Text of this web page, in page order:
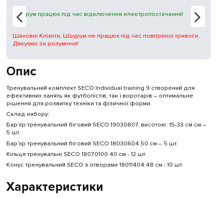
Опис
Тренувальний комплект SECO Individual training 9 створений для
ефективних занять як футболістів, так і воротарів – оптимальне
рішення для розвитку техніки та фізичної форми.
Склад набору:
Бар'єр тренувальний біговий SECO 19030807, висотою: 15-33 см см –
5 шт.
Бар'єр тренувальний біговий SECO 18030604 50 см – 5 шт.
Кільця тренувальні SECO 18070100 40 см - 12 шт.
Конус тренувальний SECO з отворами 18011404 48 см - 10 шт.
Характеристики
Шоурум працює під час відключення електропостачання!
Шановні Клієнти, Шоурум не працює під час повітряної тривоги.
Дякуємо за розуміння!